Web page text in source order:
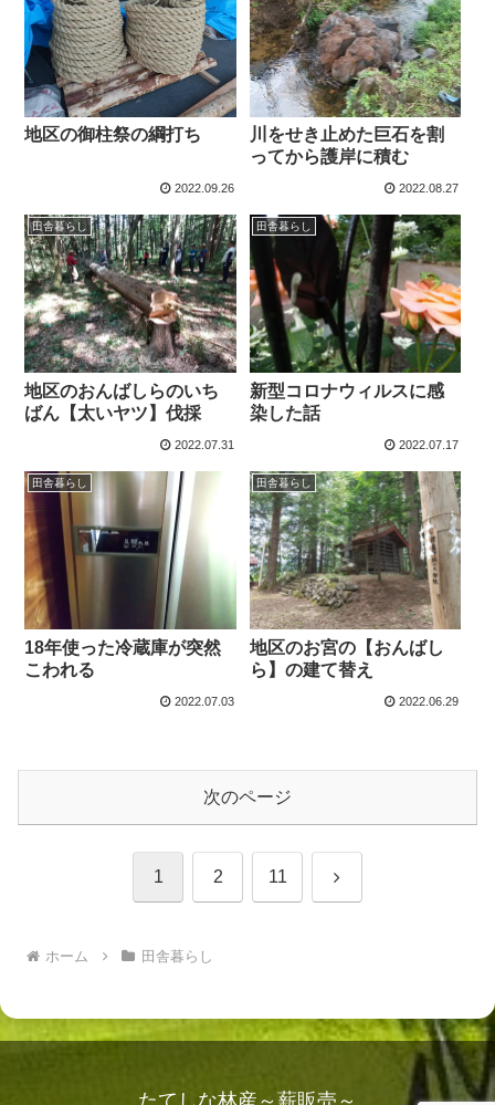
地区の御柱祭の綱打ち
2022.09.26
川をせき止めた巨石を割
ってから護岸に積む
2022.08.27
田舎暮らし
地区のおんばしらのいち
ばん【太いヤツ】伐採
2022.07.31
田舎暮らし
新型コロナウィルスに感
染した話
2022.07.17
田舎暮らし
18年使った冷蔵庫が突然
こわれる
2022.07.03
田舎暮らし
地区のお宮の【おんばし
ら】の建て替え
2022.06.29
次のページ
1 2 11 次
ホーム 田舎暮らし